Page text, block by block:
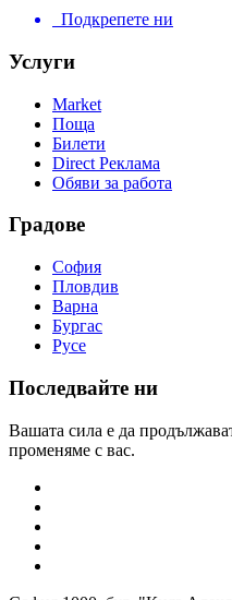
Подкрепете ни
Услуги
Market
Поща
Билети
Direct Реклама
Обяви за работа
Градове
София
Пловдив
Варна
Бургас
Русе
Последвайте ни
Вашата сила е да
променяме с вас.